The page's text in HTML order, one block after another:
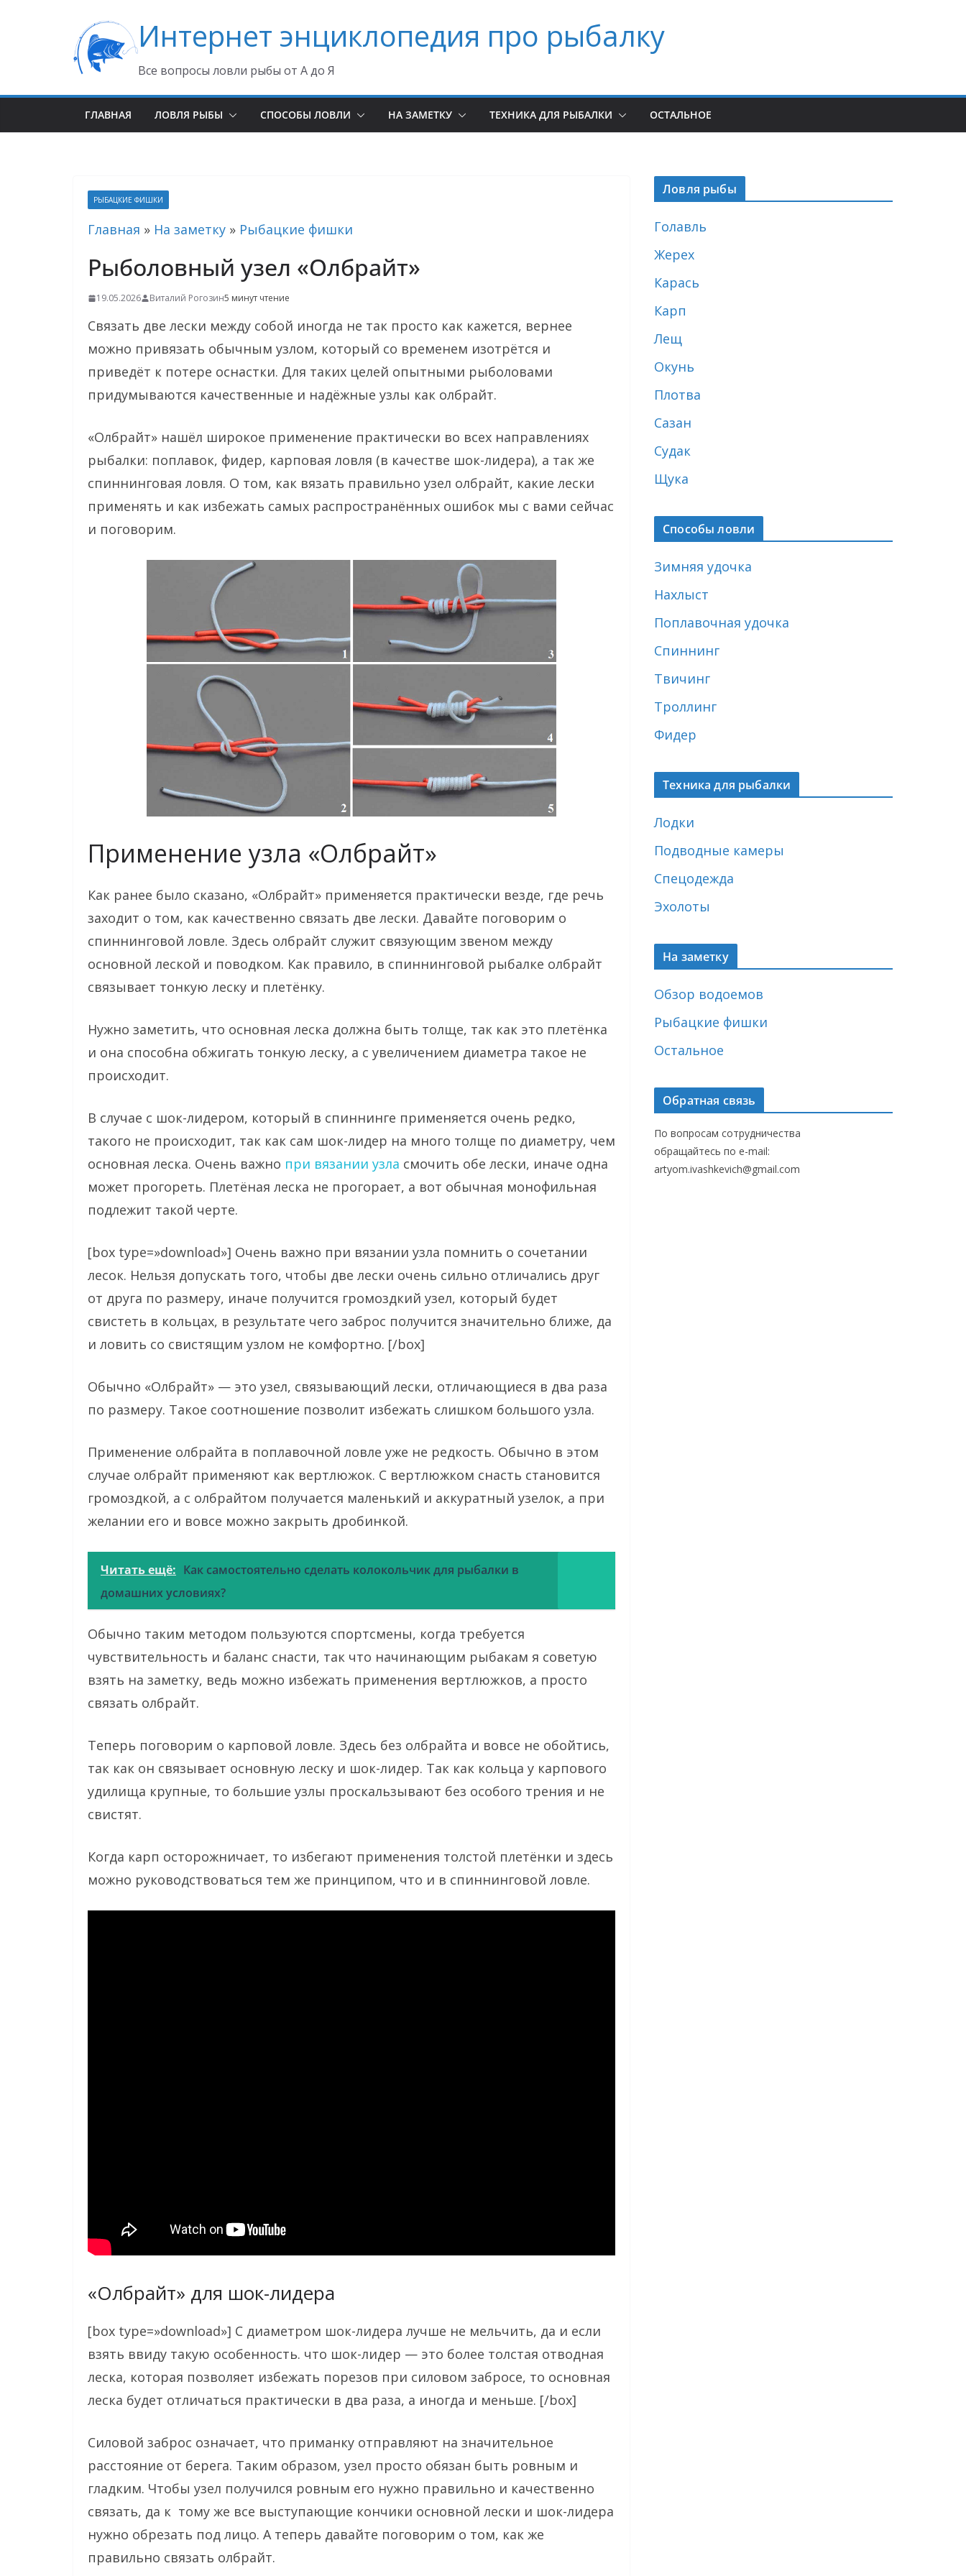
содержимому
Интернет энциклопедия про рыбалку
Все вопросы ловли рыбы от А до Я
ГЛАВНАЯ ЛОВЛЯ РЫБЫ СПОСОБЫ ЛОВЛИ НА ЗАМЕТКУ ТЕХНИКА ДЛЯ РЫБАЛКИ ОСТАЛЬНОЕ
РЫБАЦКИЕ ФИШКИ
Главная » На заметку » Рыбацкие фишки
Рыболовный узел «Олбрайт»
19.05.2026 Виталий Рогозин5 минут чтение
Связать две лески между собой иногда не так просто как кажется, вернее
можно привязать обычным узлом, который со временем изотрётся и
приведёт к потере оснастки. Для таких целей опытными рыболовами
придумываются качественные и надёжные узлы как олбрайт.
«Олбрайт» нашёл широкое применение практически во всех направлениях
рыбалки: поплавок, фидер, карповая ловля (в качестве шок-лидера), а так же
спиннинговая ловля. О том, как вязать правильно узел олбрайт, какие лески
применять и как избежать самых распространённых ошибок мы с вами сейчас
и поговорим.
Применение узла «Олбрайт»
Как ранее было сказано, «Олбрайт» применяется практически везде, где речь
заходит о том, как качественно связать две лески. Давайте поговорим о
спиннинговой ловле. Здесь олбрайт служит связующим звеном между
основной леской и поводком. Как правило, в спиннинговой рыбалке олбрайт
связывает тонкую леску и плетёнку.
Нужно заметить, что основная леска должна быть толще, так как это плетёнка
и она способна обжигать тонкую леску, а с увеличением диаметра такое не
происходит.
В случае с шок-лидером, который в спиннинге применяется очень редко,
такого не происходит, так как сам шок-лидер на много толще по диаметру, чем
основная леска. Очень важно при вязании узла смочить обе лески, иначе одна
может прогореть. Плетёная леска не прогорает, а вот обычная монофильная
подлежит такой черте.
[box type=»download»] Очень важно при вязании узла помнить о сочетании
лесок. Нельзя допускать того, чтобы две лески очень сильно отличались друг
от друга по размеру, иначе получится громоздкий узел, который будет
свистеть в кольцах, в результате чего заброс получится значительно ближе, да
и ловить со свистящим узлом не комфортно. [/box]
Обычно «Олбрайт» — это узел, связывающий лески, отличающиеся в два раза
по размеру. Такое соотношение позволит избежать слишком большого узла.
Применение олбрайта в поплавочной ловле уже не редкость. Обычно в этом
случае олбрайт применяют как вертлюжок. С вертлюжком снасть становится
громоздкой, а с олбрайтом получается маленький и аккуратный узелок, а при
желании его и вовсе можно закрыть дробинкой.
Читать ещё: Как самостоятельно сделать колокольчик для рыбалки в
домашних условиях?
Обычно таким методом пользуются спортсмены, когда требуется
чувствительность и баланс снасти, так что начинающим рыбакам я советую
взять на заметку, ведь можно избежать применения вертлюжков, а просто
связать олбрайт.
Теперь поговорим о карповой ловле. Здесь без олбрайта и вовсе не обойтись,
так как он связывает основную леску и шок-лидер. Так как кольца у карпового
удилища крупные, то большие узлы проскальзывают без особого трения и не
свистят.
Когда карп осторожничает, то избегают применения толстой плетёнки и здесь
можно руководствоваться тем же принципом, что и в спиннинговой ловле.
«Олбрайт» для шок-лидера
[box type=»download»] С диаметром шок-лидера лучше не мельчить, да и если
взять ввиду такую особенность. что шок-лидер — это более толстая отводная
леска, которая позволяет избежать порезов при силовом забросе, то основная
леска будет отличаться практически в два раза, а иногда и меньше. [/box]
Силовой заброс означает, что приманку отправляют на значительное
расстояние от берега. Таким образом, узел просто обязан быть ровным и
гладким. Чтобы узел получился ровным его нужно правильно и качественно
связать, да к тому же все выступающие кончики основной лески и шок-лидера
нужно обрезать под лицо. А теперь давайте поговорим о том, как же
правильно связать олбрайт.
Ловля рыбы
Голавль
Жерех
Карась
Карп
Лещ
Окунь
Плотва
Сазан
Судак
Щука
Способы ловли
Зимняя удочка
Нахлыст
Поплавочная удочка
Спиннинг
Твичинг
Троллинг
Фидер
Техника для рыбалки
Лодки
Подводные камеры
Спецодежда
Эхолоты
На заметку
Обзор водоемов
Рыбацкие фишки
Остальное
Обратная связь
По вопросам сотрудничества
обращайтесь по e-mail:
artyom.ivashkevich@gmail.com